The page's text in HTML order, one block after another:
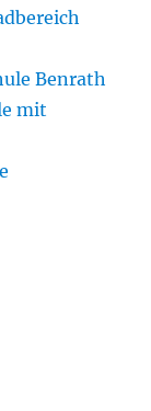
Benrath
mit